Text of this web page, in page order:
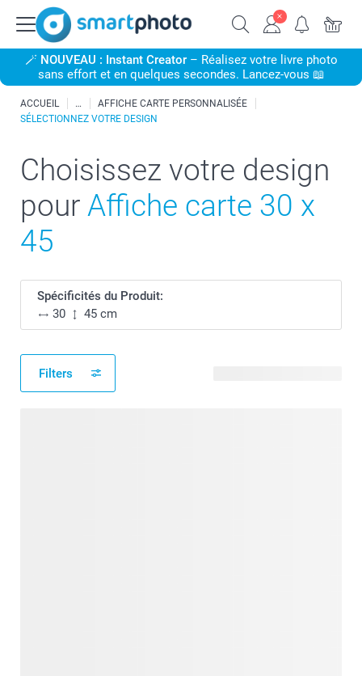
🪄 NOUVEAU : Instant Creator– Réalisez votre livre photo
sans effort et en quelques secondes. Lancez-vous 📖
ACCUEIL
AFFICHE CARTE PERSONNALISÉE
SÉLECTIONNEZ VOTRE DESIGN
Choisissez votre design
pour Affiche carte 30 x
45
Spécificités du Produit:
30
45 cm
Filters